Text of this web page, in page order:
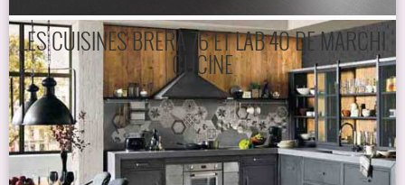
LES CUISINES BRERA 76 ET LAB 40 DE MARCHI
CUCINE